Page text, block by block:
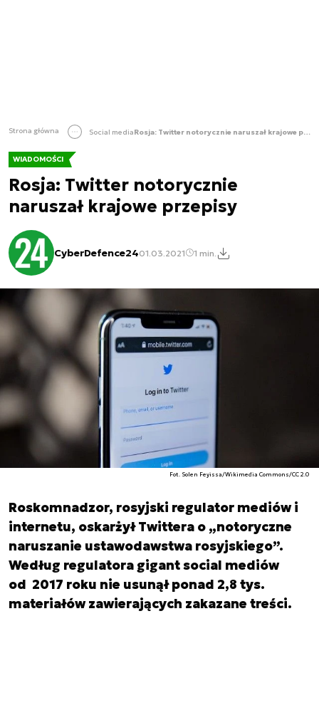
Strona główna Social media Rosja: Twitter notorycznie naruszał krajowe przepisy
WIADOMOŚCI
Rosja: Twitter notorycznie
naruszał krajowe przepisy
CyberDefence2401.03.2021 1 min.
Fot. Solen Feyissa/Wikimedia Commons/CC 2.0
Roskomnadzor, rosyjski regulator mediów i
internetu, oskarżył Twittera o „notoryczne
naruszanie ustawodawstwa rosyjskiego”.
Według regulatora gigant social mediów
od 2017 roku nie usunął ponad 2,8 tys.
materiałów zawierających zakazane treści.